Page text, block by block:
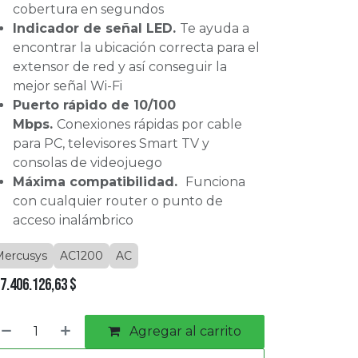
cobertura en segundos
Indicador de señal LED. Te ayuda a
encontrar la ubicación correcta para el
extensor de red y así conseguir la
mejor señal Wi-Fi
Puerto rápido de 10/100
Mbps. Conexiones rápidas por cable
para PC, televisores Smart TV y
consolas de videojuego
Máxima compatibilidad. Funciona
con cualquier router o punto de
acceso inalámbrico
AC1200 AC
$
Agregar al carrito